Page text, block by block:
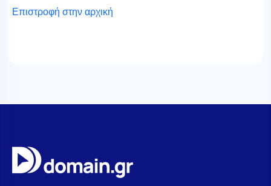
Επιστροφή στην αρχική